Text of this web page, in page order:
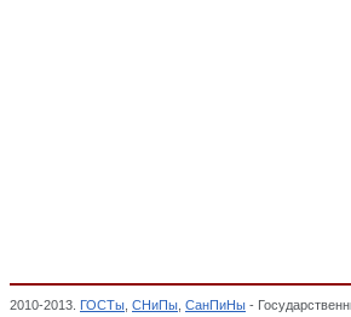
2010-2013. ГОСТы СНиПы СанПиНы -